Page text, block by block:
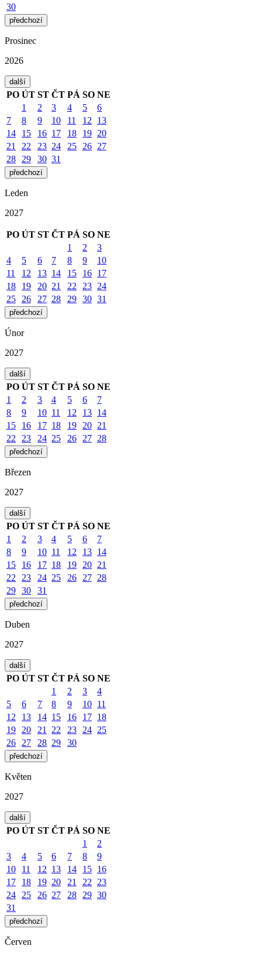
30
předchozí
Prosinec
2026
další
PO ÚT ST ČT PÁ SO NE
1
2 3 4 5
6
7
8 9 10 11 12 13
14
15 16 17 18 19 20
21
22 23 24 25 26 27
28 29 30 31
předchozí
Leden
2027
PO ÚT ST ČT PÁ SO NE
1
2
3
4
5 6 7 8 9
10
11
12 13 14 15 16 17
18
19 20 21 22 23 24
25 26 27 28 29 30 31
předchozí
Únor
2027
další
PO ÚT ST ČT PÁ SO NE
1
2 3 4 5 6
7
8
9 10 11 12 13 14
15
16 17 18 19 20 21
22 23 24 25 26 27 28
předchozí
Březen
2027
další
PO ÚT ST ČT PÁ SO NE
1
2 3 4 5 6
7
8
9 10 11 12 13 14
15
16 17 18 19 20 21
22 23 24 25 26 27 28
29 30 31
předchozí
Duben
2027
další
PO ÚT ST ČT PÁ SO NE
1
2 3
4
5
6 7 8 9 10 11
12
13 14 15 16 17 18
19 20 21 22 23 24 25
26 27 28 29 30
předchozí
Květen
2027
další
PO ÚT ST ČT PÁ SO NE
1
2
3
4 5 6 7 8
9
10
11 12 13 14 15 16
17
18 19 20 21 22 23
24 25 26 27 28 29 30
31
předchozí
Červen